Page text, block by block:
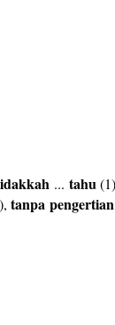
... tahu
tanpa pengertian